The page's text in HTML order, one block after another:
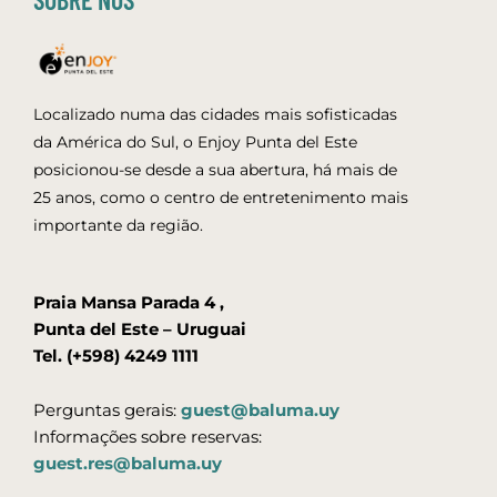
Localizado numa das cidades mais sofisticadas
da América do Sul, o Enjoy Punta del Este
posicionou-se desde a sua abertura, há mais de
25 anos, como o centro de entretenimento mais
importante da região.
Praia Mansa Parada 4 ,
Punta del Este – Uruguai
Tel. (+598) 4249 1111
Perguntas gerais: guest@baluma.uy
Informações sobre reservas:
guest.res@baluma.uy